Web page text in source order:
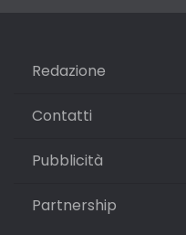
Redazione
Contatti
Pubblicità
Partnership